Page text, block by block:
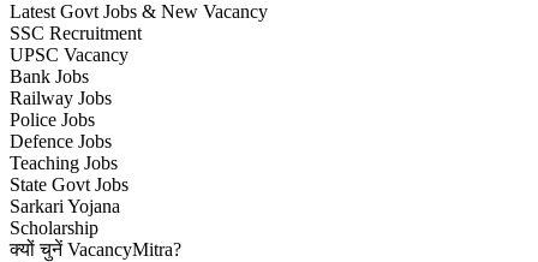
Latest Govt Jobs & New Vacancy
SSC Recruitment
UPSC Vacancy
Bank Jobs
Railway Jobs
Police Jobs
Defence Jobs
Teaching Jobs
State Govt Jobs
Sarkari Yojana
Scholarship
क्यों चुनें VacancyMitra?